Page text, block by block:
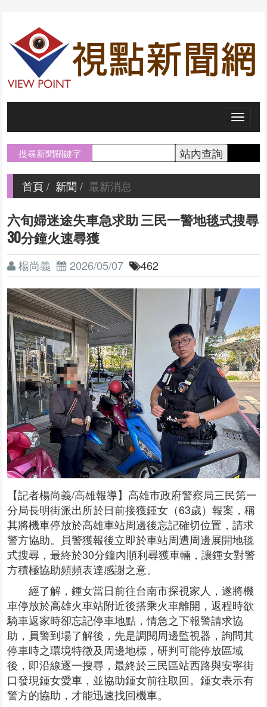
搜尋新聞關鍵字
首頁 新聞 最新消息
六旬婦迷途失車急求助 三民一警地毯式搜尋
30分鐘火速尋獲
楊尚義 2026/05/07 462
【記者楊尚義/高雄報導】高雄市政府警察局三民第一
分局長明街派出所於日前接獲鍾女（63歲）報案，稱
其將機車停放於高雄車站周邊後忘記確切位置，請求
警方協助。員警獲報後立即於車站周遭周邊展開地毯
式搜尋，最終於30分鐘內順利尋獲車輛，讓鍾女對警
方積極協助頻頻表達感謝之意。
經了解，鍾女當日前往台南市探視家人，遂將機
車停放於高雄火車站附近後搭乘火車離開，返程時欲
騎車返家時卻忘記停車地點，情急之下報警請求協
助，員警到場了解後，先是調閱周邊監視器，詢問其
停車時之環境特徵及周邊地標，研判可能停放區域
後，即沿線逐一搜尋，最終於三民區站西路與安寧街
口發現鍾女愛車，並協助鍾女前往取回。鍾女表示有
警方的協助，才能迅速找回機車。